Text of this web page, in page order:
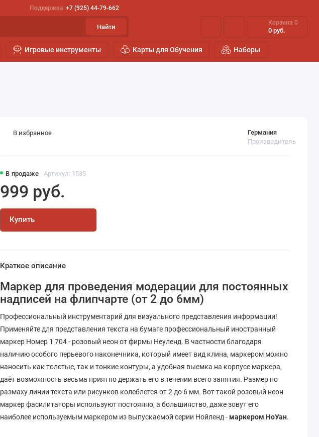
Поддержка +7 (925) 44-79-662
Найти
Корзина 0
0 руб.
Игровые инструменты Карты для Обучения Наборы
В продаже Артикул: 1535
Германия
Производитель
999 руб.
Купить
В избранное
Краткое описание
Маркер для проведения модерации для постоянных
надписей на флипчарте (от 2 до 6мм)
Профессиональный инструментарий для визуального представления информации!
Применяйте для представления текста на бумаге профессиональный иностранный
маркер Номер 1 704 - розовый неон от фирмы Неуленд. В частности благодаря
наличию особого перьевого наконечника, который имеет вид клина, маркером можно
наносить как толстые, так и тонкие контуры, а удобная выемка на корпусе маркера,
даёт возможность весьма приятно держать его в течении всего занятия. Размер по
размаху линии текста или рисунков колеблется от 2 до 6 мм. Вот такой розовый неон
маркер фасилитаторы используют постоянно, а большинство, даже зовут его
наиболее используемым маркером из выпускаемой серии Нойленд - маркером НоУан.